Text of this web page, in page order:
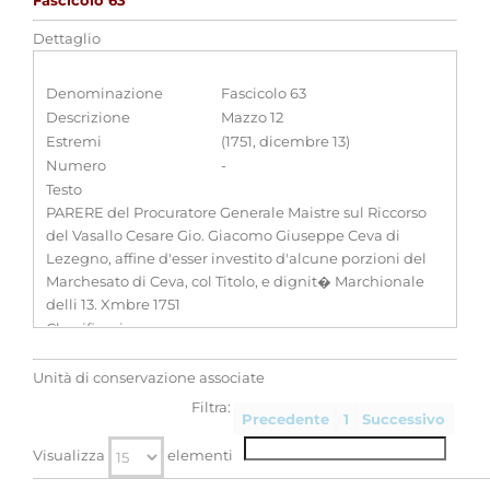
Dettaglio
Denominazione
Fascicolo 63
Descrizione
Mazzo 12
Estremi
(1751, dicembre 13)
Numero
-
Testo
PARERE del Procuratore Generale Maistre sul Riccorso
del Vasallo Cesare Gio. Giacomo Giuseppe Ceva di
Lezegno, affine d'esser investito d'alcune porzioni del
Marchesato di Ceva, col Titolo, e dignit� Marchionale
delli 13. Xmbre 1751
Classificazione
-
Unità di conservazione associate
Precedente 1 Successivo
Visualizza elementi
Filtra: